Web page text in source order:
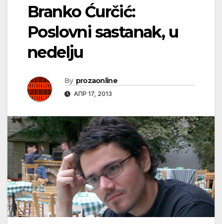
Branko Ćurčić:
Poslovni sastanak, u
nedelju
By prozaonline
АПР 17, 2013